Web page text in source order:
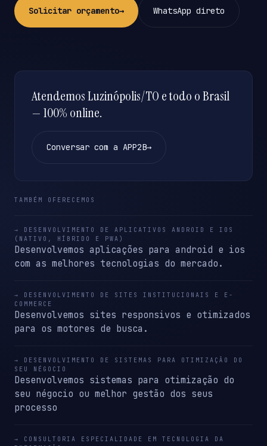
Solicitar orçamento→ WhatsApp direto
Atendemos Luzinópolis/TO e todo o Brasil
— 100% online.
Conversar com a APP2B→
TAMBÉM OFERECEMOS
→ DESENVOLVIMENTO DE APLICATIVOS ANDROID E IOS
(NATIVO, HÍBRIDO E PWA)
Desenvolvemos aplicações para android e ios
com as melhores tecnologias do mercado.
→ DESENVOLVIMENTO DE SITES INSTITUCIONAIS E E-
COMMERCE
Desenvolvemos sites responsivos e otimizados
para os motores de busca.
→ DESENVOLVIMENTO DE SISTEMAS PARA OTIMIZAÇÃO DO
SEU NÉGOCIO
Desenvolvemos sistemas para otimização do
seu négocio ou melhor gestão dos seus
processo
→ CONSULTORIA ESPECIALIDADE EM TECNOLOGIA DA